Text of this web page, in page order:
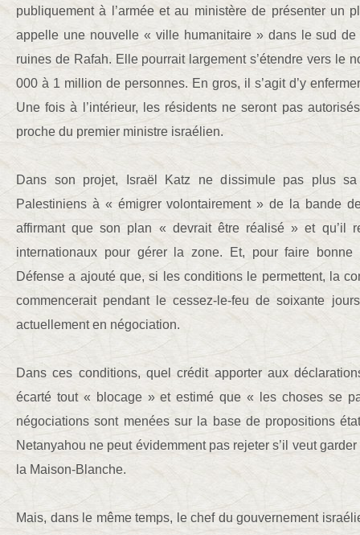
publiquement à l’armée et au ministère de présenter un
appelle une nouvelle « ville humanitaire » dans le sud
ruines de Rafah. Elle pourrait largement s’étendre vers le
000 à 1 million de personnes. En gros, il s’agit d’y
Une fois à l’intérieur, les résidents ne seront pas
proche du premier ministre israélien.
Dans son projet, Israël Katz ne dissimule pas plus sa
Palestiniens à « émigrer volontairement » de la bande
affirmant que son plan « devrait être réalisé » et qu’il
internationaux pour gérer la zone. Et, pour faire
Défense a ajouté que, si les conditions le permettent, la
commencerait pendant le cessez-le-feu de soixante
actuellement en négociation.
Dans ces conditions, quel crédit apporter aux
écarté tout « blocage » et estimé que « les choses se
négociations sont menées sur la base de propositions
Netanyahou ne peut évidemment pas rejeter s’il veut
la Maison-Blanche.
Mais, dans le même temps, le chef du gouvernement